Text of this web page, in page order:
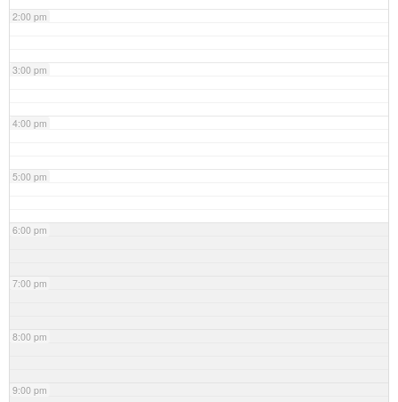
2:00 pm
3:00 pm
4:00 pm
5:00 pm
6:00 pm
7:00 pm
8:00 pm
9:00 pm